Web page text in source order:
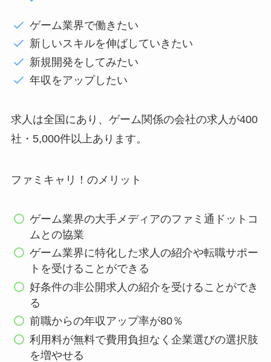
ゲーム業界で働きたい
新しいスキルを伸ばしていきたい
新規開発をしてみたい
年収をアップしたい
求人は全国にあり、ゲーム関係の会社の求人が400
社・5,000件以上あります。
ファミキャリ！のメリット
ゲーム業界の大手メディアのファミ通ドットコ
ムとの協業
ゲーム業界に特化した求人の紹介や転職サポー
トを受けることができる
好条件の非公開求人の紹介を受けることができ
る
前職からの年収アップ率が80％
利用料が無料で費用負担なく企業選びの選択肢
を増やせる